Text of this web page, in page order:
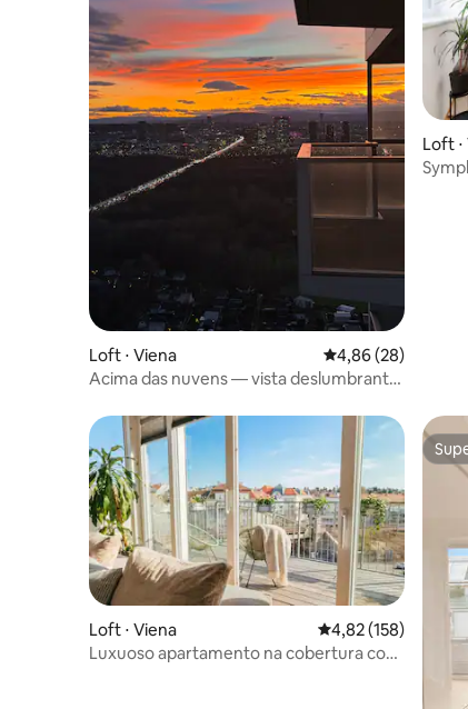
Loft ⋅ Viena 4,86 de uma
4,86 (28)
Acima das nuvens — vista deslumbrante
Loft
Loft ⋅ Viena 4,82 de uma
4,82 (158)
Luxuoso apartamento na cobertura com